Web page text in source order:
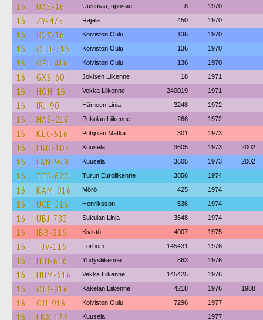
16 UAE-16 Uusimaa, прочие 8 1970
16 ZY-475 Rajala 450 1970
16 OGY-16 Koiviston Oulu 136 1970
16 OEH-716 Koiviston Oulu 136 1970
16 OEL-416 Koiviston Oulu 136 1970
16 GXS-60 Jokisen Liikenne 18 1971
16 HOH-16 Vekka Liikenne 240019 1971
16 IRJ-90 Hämeen Linja 3248 1972
16 HAS-216 Pekolan Liikenne 266 1972
16 KEC-516 Pohjolan Matka 301 1973
16 LBO-107 Kuusela 3605 1973 2002
16 LAN-978 Kuusela 3605 1973 2002
16 TER-620 Turun Euroliikenne 3856 1974
16 KAM-916 Mörö 425 1974
16 UCE-516 Henriksson 536 1974
16 UBJ-783 Sukulan Linja 3648 1974
16 IBB-216 Kivistö 4007 1975
16 TJV-116 Förbom 145431 1976
16 HJH-616 Yhdysliikenne 863 1976
16 HHM-616 Vekka Liikenne 145425 1976
16 OJB-916 Käkelän Liikenne 4218 1976 1988
16 OJJ-916 Koiviston Oulu 7296 1977
16 LBX-175 Kuusela 1977